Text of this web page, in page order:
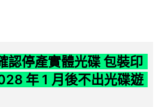
認停產實體光碟 包裝印
年 1 月後不出光碟遊